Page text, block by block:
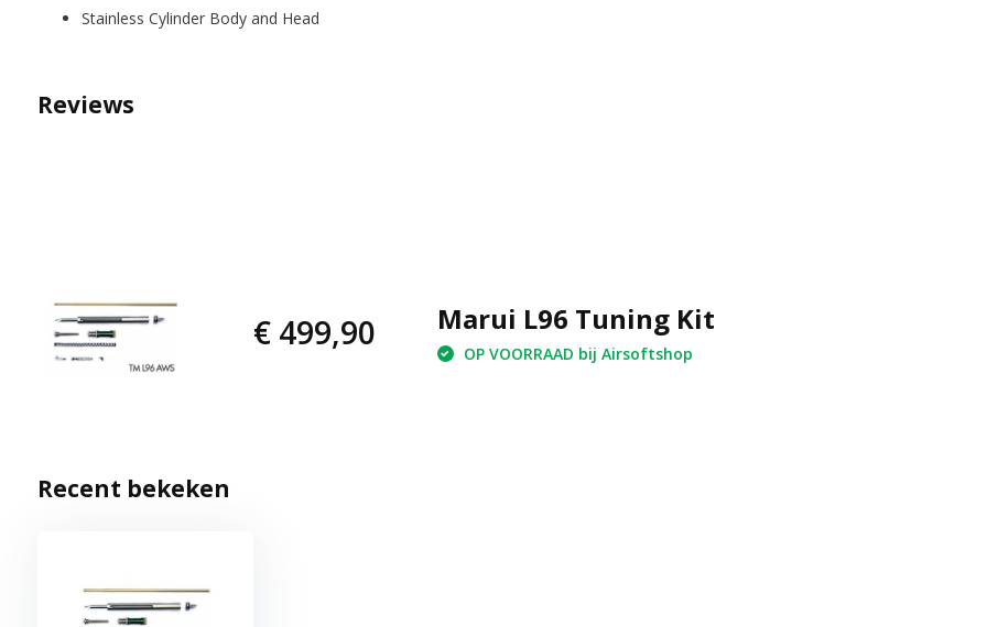
Stainless Cylinder Body and Head
Reviews
€ 499,90 Marui L96 Tuning Kit
OP VOORRAAD bij Airsoftshop
Recent bekeken